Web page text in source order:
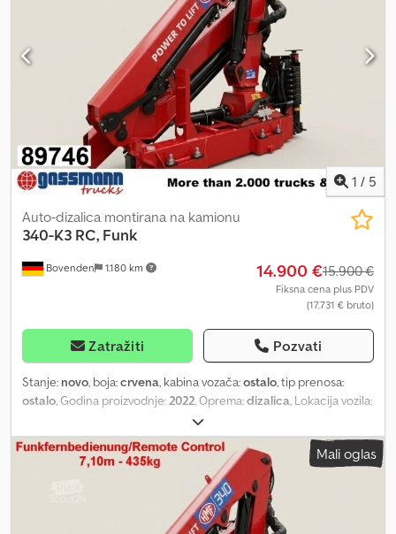
3,2 m izbočenja do 435 kg na 7,15 m izbočenja Dijagram
opterećenja: 3,2m-985kg, 4,5m-695kg, 5,8m-535kg, 7,1m-435kg!
Dwjdpfjzdrk Hox Aifja OPREMA BEZ GARANCIJE, zadržavamo pravo
na izmene, međuprodaju i moguće greške!
1 / 5
Bovenden 1.180 km
Auto-dizalica montirana na kamionu
340-K3 RC, Funk
14.900 €15.900 €
Fiksna cena plus PDV
(17.731 € bruto)
Zatražiti Pozvati
Stanje: novo, boja:crvena, kabina vozača:ostalo, tip prenosa:
ostalo, Godina proizvodnje:2022, Oprema:dizalica, Lokacija vozila:
Bovenden, hitno zaustavljanje, upravljanje grabilicom, sklopivo,
mehanička dvotačka potpora, radio daljinsko upravljanje, 3x
hidraulična izvlačenja Dwedpfx Aezdrk Tsifea Nadgradnja:
ARHIVSKA FOTOGRAFIJA, HMF 340-K3 RC, radio daljinski
upravljač/remote control. Kompaktna zglobna dizalica sa velikom
nosivošću, radio daljinsko upravljanje, 3 hidraulična izvlačenja,
hidraulični dohvat 7,15 m, nosivost 985 kg na 3,2 m izbočenja do
Mali oglas